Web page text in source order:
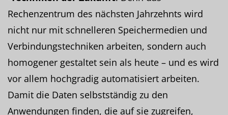
Rechenzentrum des nächsten Jahrzehnts wird
nicht nur mit schnelleren Speichermedien und
Verbindungstechniken arbeiten, sondern auch
homogener gestaltet sein als heute – und es wird
vor allem hochgradig automatisiert arbeiten.
Damit die Daten selbstständig zu den
Anwendungen finden, die auf sie zugreifen,